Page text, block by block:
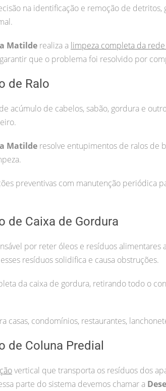
na identificação e remoção de detritos,
Matilde realiza a limpeza completa da
que o problema foi resolvido por
de Ralo
acúmulo de cabelos, sabão, gordura e
Matilde resolve entupimentos de ralos de
preventivas com manutenção periódica
de Caixa de Gordura
por reter óleos e resíduos alimentares
resíduos solidifica e causa obstruções.
da caixa de gordura, retirando todo o
casas, condomínios, restaurantes,
de Coluna Predial
vertical que transporta os resíduos dos
parte do sistema devemos chamar a